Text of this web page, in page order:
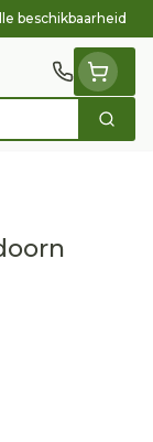
beschikbaarheid
Zoek